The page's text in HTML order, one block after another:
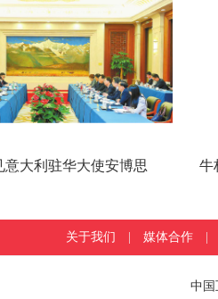
意大利驻华大使安博思 牛
关于我们 媒体合作
中国